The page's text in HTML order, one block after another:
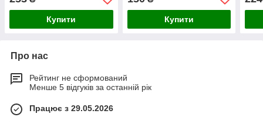
Купити
вершками та чорносливом
Купити
для
Про нас
Рейтинг не сформований
Менше 5 відгуків за останній рік
Працює з 29.05.2026